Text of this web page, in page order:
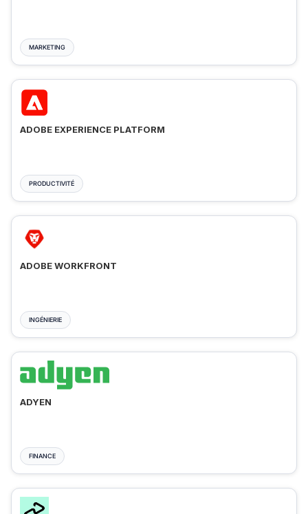
MARKETING
ADOBE EXPERIENCE PLATFORM
PRODUCTIVITÉ
ADOBE WORKFRONT
INGÉNIERIE
ADYEN
FINANCE